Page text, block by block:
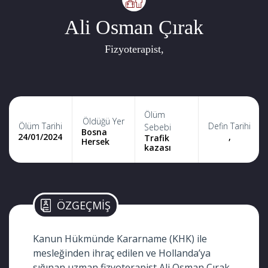
Ali Osman Çırak
Fizyoterapist,
Ölüm Tarihi
24/01/2024
Öldüğü Yer
Bosna
Hersek
Ölüm
Sebebi
Trafik
kazası
Defin Tarihi
,
ÖZGEÇMİŞ
Kanun Hükmünde Kararname (KHK) ile
mesleğinden ihraç edilen ve Hollanda’ya